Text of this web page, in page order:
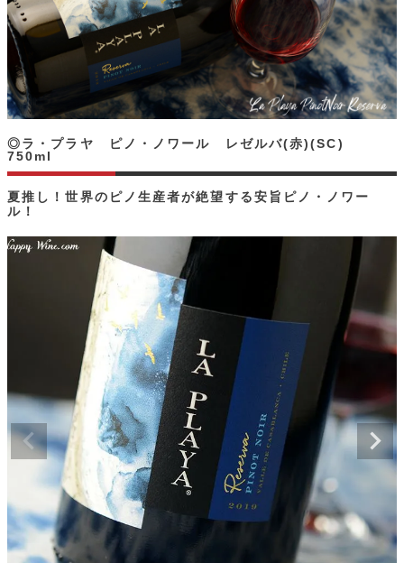
夏推し！世界のピノ生産者が絶望する安旨ピノ・ノワー
ル！
◎ラ・プラヤ ピノ・ノワール レゼルバ(赤)(SC)
750ml